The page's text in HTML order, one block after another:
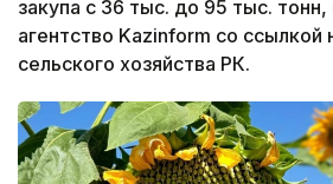
закупа с 36 тыс. до 95 тыс.
агентство Kazinform со
сельского хозяйства РК.